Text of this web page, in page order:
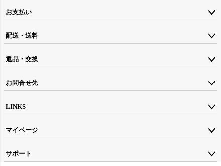
ジト
お支払い
配送・送料
返品・交換
お問合せ先
LINKS
マイページ
サポート